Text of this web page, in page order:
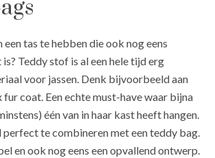
tas te hebben die ook nog eens
Teddy stof is al een hele tijd erg
voor jassen. Denk bijvoorbeeld aan
coat. Een echte must-have waar bijna
één van in haar kast heeft hangen.
perfect te combineren met een teddy bag.
en ook nog eens een opvallend ontwerp.